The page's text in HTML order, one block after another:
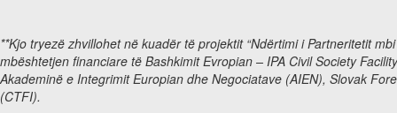
**Kjo tryezë zhvillohet në kuadër të projektit “Ndërtimi i Partneritetit
mbështetjen financiare të Bashkimit Evropian – IPA Civil Society
Akademinë e Integrimit Europian dhe Negociatave (AIEN), Slovak
(CTFI).